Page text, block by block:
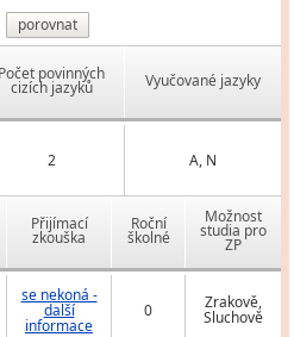
porovnat
Počet povinných
cizích jazyků Vyučované jazyky
2 A, N
Přijímací
zkouška
Roční
školné
Možnost
studia pro
ZP
se nekoná -
další
informace
0 Zrakově,
Sluchově